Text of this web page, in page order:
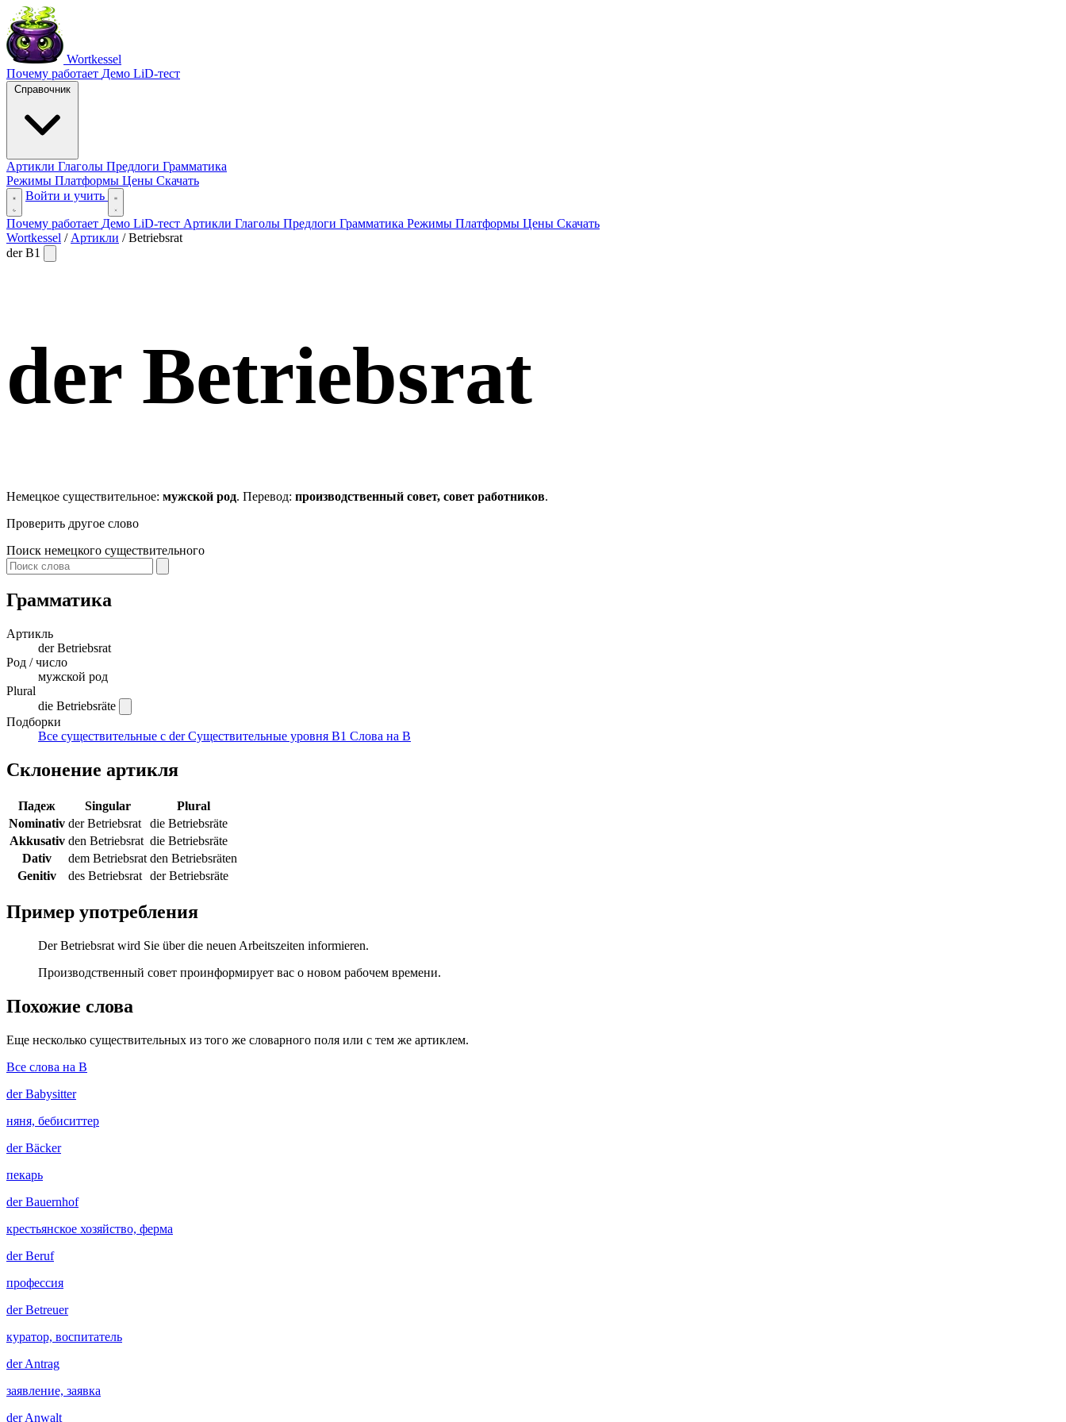
Wortkessel
Почему работает Демо LiD-тест
Справочник
Артикли Глаголы Предлоги Грамматика
Режимы Платформы Цены Скачать
Войти и учить
Почему работает Демо LiD-тест Артикли Глаголы Предлоги Грамматика Режимы Платформы Цены Скачать
Wortkessel / Артикли / Betriebsrat
derB1
der Betriebsrat
Немецкое существительное: мужской род. Перевод: производственный совет, совет работников.
Проверить другое слово
Поиск немецкого существительного
Грамматика
Артикль
derBetriebsrat
Род / число
мужской род
Plural
die Betriebsräte
Подборки
Все существительные с derСуществительные уровня B1 Слова на B
Склонение артикля
Падеж Singular
Plural
Nominativ der Betriebsrat
die Betriebsräte
Akkusativ den Betriebsrat die Betriebsräte
Dativ
dem Betriebsrat den Betriebsräten
Genitiv
des Betriebsrat der Betriebsräte
Пример употребления
Der Betriebsrat wird Sie über die neuen Arbeitszeiten informieren.
Производственный совет проинформирует вас о новом рабочем времени.
Похожие слова
Еще несколько существительных из того же словарного поля или с тем же артиклем.
Все слова на B
derBabysitter
няня, бебиситтер
derBäcker
пекарь
derBauernhof
крестьянское хозяйство, ферма
derBeruf
профессия
derBetreuer
куратор, воспитатель
derAntrag
заявление, заявка
derAnwalt